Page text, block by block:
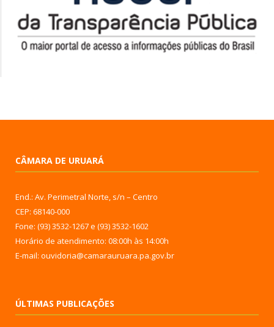
CÂMARA DE URUARÁ
End.: Av. Perimetral Norte, s/n – Centro
CEP: 68140-000
Fone: (93) 3532-1267 e (93) 3532-1602
Horário de atendimento: 08:00h às 14:00h
E-mail: ouvidoria@camarauruara.pa.gov.br
ÚLTIMAS PUBLICAÇÕES